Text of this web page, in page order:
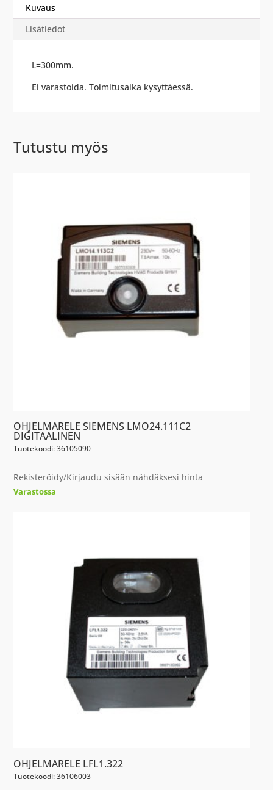
Kuvaus
Lisätiedot
L=300mm.
Ei varastoida. Toimitusaika kysyttäessä.
Tutustu myös
OHJELMARELE SIEMENS LMO24.111C2
DIGITAALINEN
Tuotekoodi: 36105090
Rekisteröidy/Kirjaudu sisään nähdäksesi hinta
Varastossa
OHJELMARELE LFL1.322
Tuotekoodi: 36106003